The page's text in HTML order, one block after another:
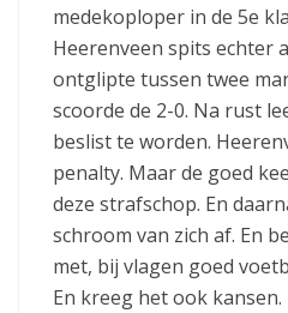
medekoploper in de 5e
Heerenveen spits echter
ontglipte tussen twee
scoorde de 2-0. Na rust
beslist te worden.
penalty. Maar de goed
deze strafschop. En
schroom van zich af. En
met, bij vlagen goed
En kreeg het ook